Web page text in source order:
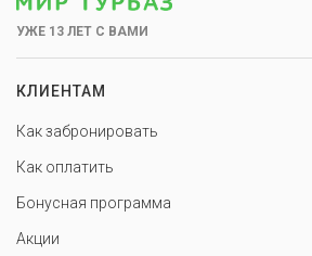
УЖЕ 13 ЛЕТ С ВАМИ
КЛИЕНТАМ
Как забронировать
Как оплатить
Бонусная программа
Акции